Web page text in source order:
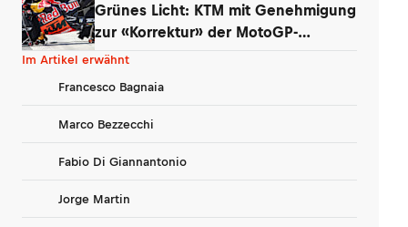
Grünes Licht: KTM mit Genehmigung
zur «Korrektur» der MotoGP-
Triebwerke
Im Artikel erwähnt
Francesco Bagnaia
Marco Bezzecchi
Fabio Di Giannantonio
Jorge Martin